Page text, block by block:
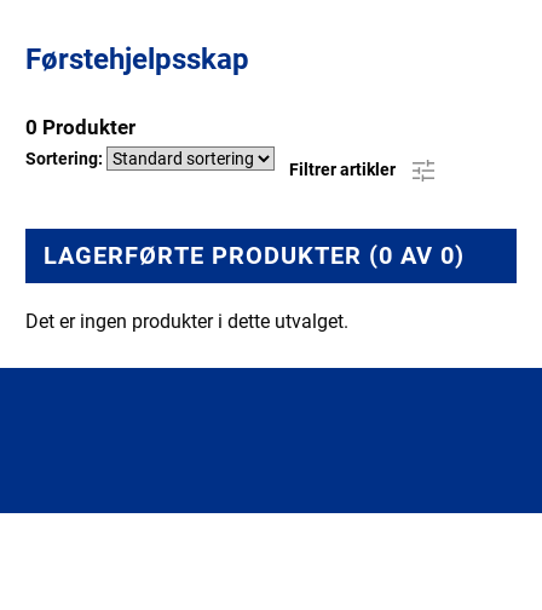
Førstehjelpsskap
0 Produkter
Sortering:
Filtrer artikler
LAGERFØRTE PRODUKTER (0 AV 0)
Det er ingen produkter i dette utvalget.